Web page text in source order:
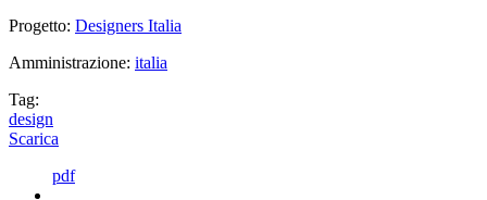
Progetto: Designers Italia
Amministrazione: italia
Tag:
design
Scarica
pdf